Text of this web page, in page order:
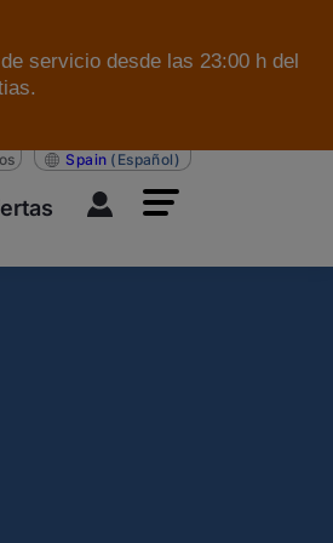
servicio desde las 23:00 h del
Spain (Español)